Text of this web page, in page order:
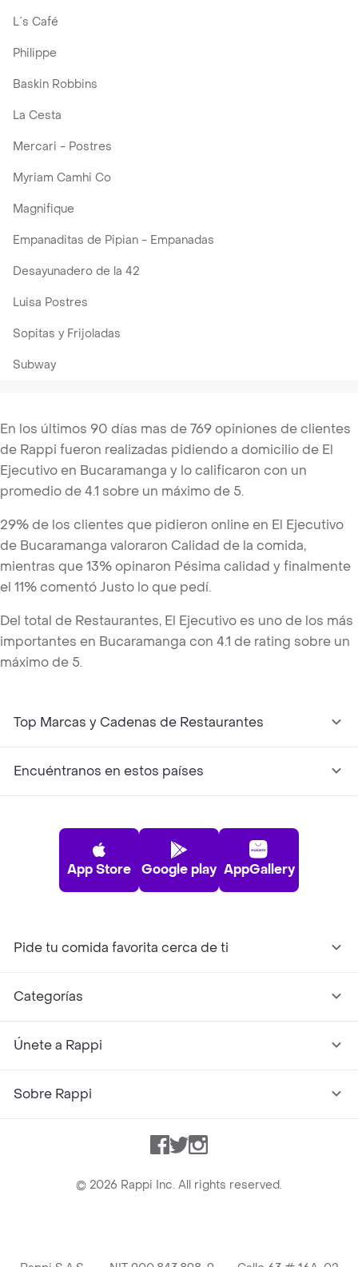
L´s Café
Philippe
Baskin Robbins
La Cesta
Mercari - Postres
Myriam Camhi Co
Magnifique
Empanaditas de Pipian - Empanadas
Desayunadero de la 42
Luisa Postres
Sopitas y Frijoladas
Subway
En los últimos 90 días mas de 769 opiniones de clientes
de Rappi fueron realizadas pidiendo a domicilio de El
Ejecutivo en Bucaramanga y lo calificaron con un
promedio de 4.1 sobre un máximo de 5.
29% de los clientes que pidieron online en El Ejecutivo
de Bucaramanga valoraron Calidad de la comida,
mientras que 13% opinaron Pésima calidad y finalmente
el 11% comentó Justo lo que pedí.
Del total de Restaurantes, El Ejecutivo es uno de los más
importantes en Bucaramanga con 4.1 de rating sobre un
máximo de 5.
Top Marcas y Cadenas de Restaurantes
Encuéntranos en estos países
App Store Google play AppGallery
Pide tu comida favorita cerca de ti
Categorías
Únete a Rappi
Sobre Rappi
Facebook
TwitterInstagram
© 2026 Rappi Inc. All rights reserved.